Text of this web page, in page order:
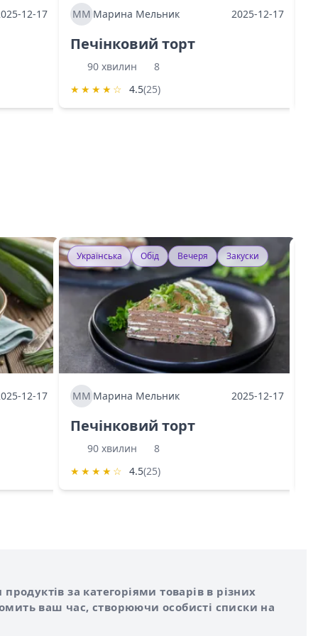
12-17 МММарина Мельник 2025-12-17
Печінковий торт
90 хвилин
8
★ ★ ★ ★ ☆ 4.5(25)
12-17
Українська Обід Вечеря Закуски
МММарина Мельник 2025-12-17
Печінковий торт
90 хвилин
8
★ ★ ★ ★ ☆ 4.5(25)
за категоріями товарів в різних
ваш час, створюючи особисті списки на